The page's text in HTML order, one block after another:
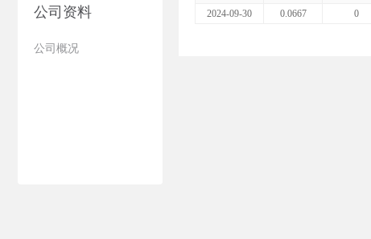
公司资料
公司概况
2024-09-30
0.0667 0